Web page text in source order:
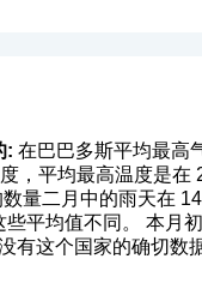
: 在巴巴多斯平均最高
，平均最高温度是
量二月中的雨天在
平均值不同。 本月
有这个国家的确切数据